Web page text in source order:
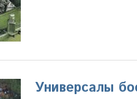
Универсалы